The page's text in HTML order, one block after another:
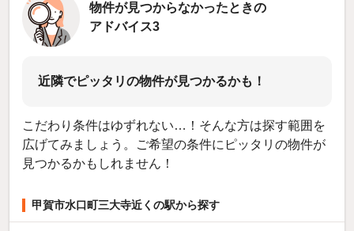
物件が見つからなかったときの
アドバイス3
近隣でピッタリの物件が見つかるかも！
こだわり条件はゆずれない…！そんな方は探す範囲を
広げてみましょう。ご希望の条件にピッタリの物件が
見つかるかもしれません！
甲賀市水口町三大寺近くの駅から探す